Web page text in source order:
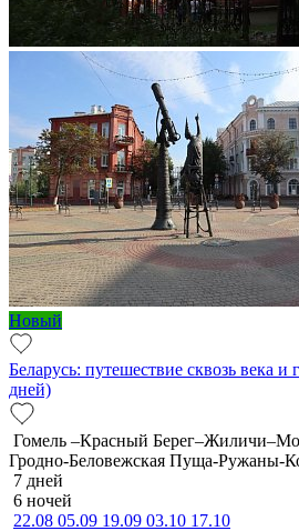
Новый
Беларусь: путешествие сквозь века и
дней)
Гомель –Красный
Гродно-Беловежская Пуща-Ружаны-
7 дней
6 ночей
22.08 05.09 19.09 03.10 17.10